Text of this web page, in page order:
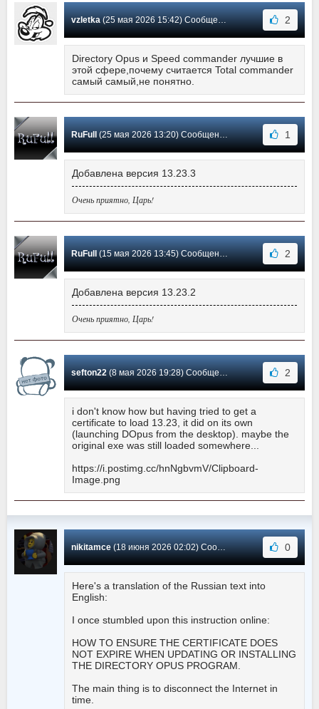
vzletka(25 мая 2026 15:42) Сообщение #597 2
Directory Opus и Speed commander лучшие в
этой сфере,почему считается Total commander
самый самый,не понятно.
RuFull (25 мая 2026 13:20) Сообщение #596 1
Добавлена версия 13.23.3
Очень приятно, Царь!
RuFull (15 мая 2026 13:45) Сообщение #595 2
Добавлена версия 13.23.2
Очень приятно, Царь!
sefton22(8 мая 2026 19:28) Сообщение #594 2
i don't know how but having tried to get a
certificate to load 13.23, it did on its own
(launching DOpus from the desktop). maybe the
original exe was still loaded somewhere...
https://i.postimg.cc/hnNgbvmV/Clipboard-
Image.png
nikitamce(18 июня 2026 02:02) Сообщение #593 0
Here's a translation of the Russian text into
English:
I once stumbled upon this instruction online:
HOW TO ENSURE THE CERTIFICATE DOES
NOT EXPIRE WHEN UPDATING OR INSTALLING
THE DIRECTORY OPUS PROGRAM.
The main thing is to disconnect the Internet in
time.